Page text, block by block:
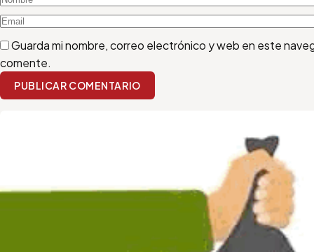
Guarda mi nombre, correo electrónico y web en este
comente.
PUBLICAR COMENTARIO